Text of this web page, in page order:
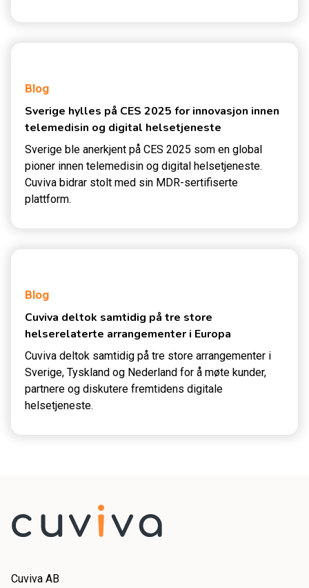
Blog
Sverige hylles på CES 2025 for innovasjon innen
telemedisin og digital helsetjeneste
Sverige ble anerkjent på CES 2025 som en global
pioner innen telemedisin og digital helsetjeneste.
Cuviva bidrar stolt med sin MDR-sertifiserte
plattform.
Blog
Cuviva deltok samtidig på tre store
helserelaterte arrangementer i Europa
Cuviva deltok samtidig på tre store arrangementer i
Sverige, Tyskland og Nederland for å møte kunder,
partnere og diskutere fremtidens digitale
helsetjeneste.
Cuviva AB